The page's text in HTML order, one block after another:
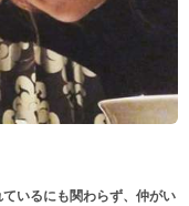
いるにも関わらず、仲がい